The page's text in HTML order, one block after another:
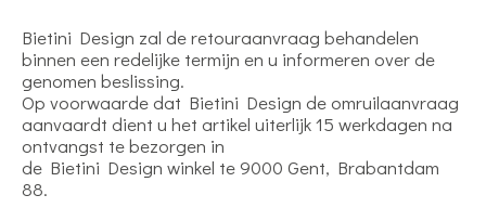
Bietini Design zal de retouraanvraag behandelen
binnen een redelijke termijn en u informeren over de
genomen beslissing.
Op voorwaarde dat Bietini Design de omruilaanvraag
aanvaardt dient u het artikel uiterlijk 15 werkdagen na
ontvangst te bezorgen in
de Bietini Design winkel te 9000 Gent, Brabantdam
88.